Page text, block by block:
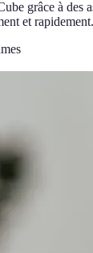
grâce à des
et rapidement.